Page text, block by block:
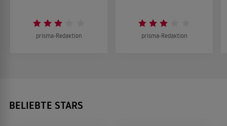
prisma-Redaktion prisma-Redaktion
BELIEBTE STARS